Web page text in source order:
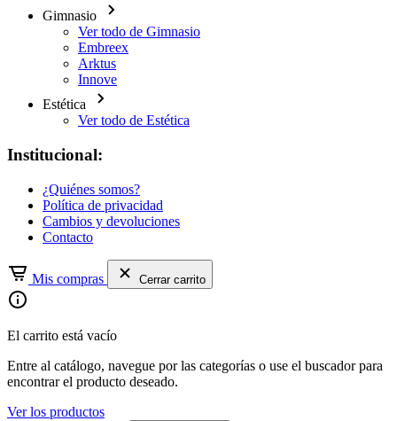
Gimnasio
Ver todo de Gimnasio
Embreex
Arktus
Innove
Estética
Ver todo de Estética
Institucional:
¿Quiénes somos?
Política de privacidad
Cambios y devoluciones
Contacto
Mis compras Cerrar carrito
El carrito está vacío
Entre al catálogo, navegue por las categorías o use el buscador para
encontrar el producto deseado.
Ver los productos